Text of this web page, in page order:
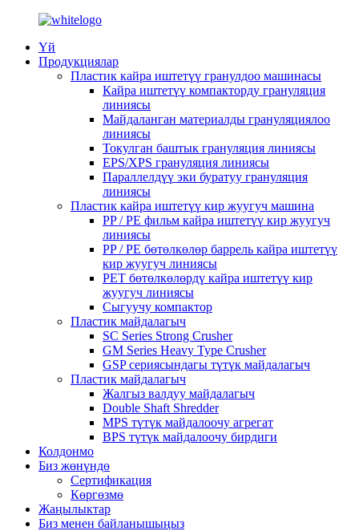
Үй
Продукциялар
Пластик кайра иштетүү гранулдоо машинасы
Кайра иштетүү компакторду грануляция
линиясы
Майдаланган материалды грануляциялоо
линиясы
Токулган баштык грануляция линиясы
EPS/XPS грануляция линиясы
Параллелдүү эки буратуу грануляция
линиясы
Пластик кайра иштетүү кир жуугуч машина
PP / PE фильм кайра иштетүү кир жуугуч
линиясы
PP / PE бөтөлкөлөр баррель кайра иштетүү
кир жуугуч линиясы
PET бөтөлкөлөрдү кайра иштетүү кир
жуугуч линиясы
Сыгуучу компактор
Пластик майдалагыч
SC Series Strong Crusher
GM Series Heavy Type Crusher
GSP сериясындагы түтүк майдалагыч
Пластик майдалагыч
Жалгыз валдуу майдалагыч
Double Shaft Shredder
MPS түтүк майдалоочу агрегат
BPS түтүк майдалоочу бирдиги
Колдонмо
Биз жөнүндө
Сертификация
Көргөзмө
Жаңылыктар
Биз менен байланышыңыз